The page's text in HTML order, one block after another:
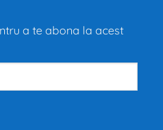
a te abona la acest